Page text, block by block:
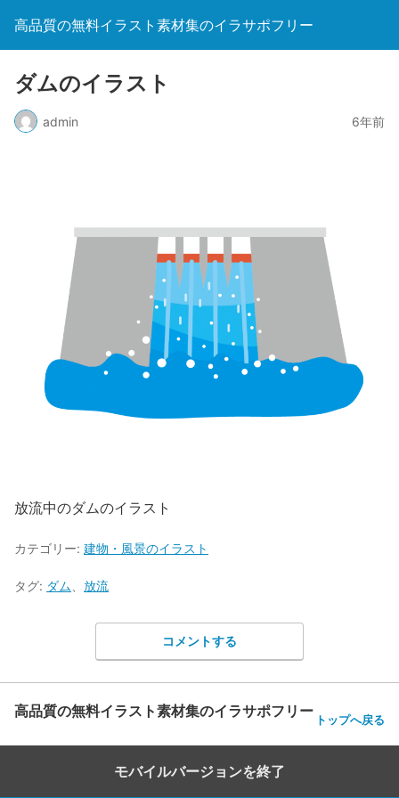
高品質の無料イラスト素材集のイラサポフリー
ダムのイラスト
admin 6年前
放流中のダムのイラスト
カテゴリー: 建物・風景のイラスト
タグ: ダム 放流
コメントする
高品質の無料イラスト素材集のイラサポフリー トップへ戻る
モバイルバージョンを終了